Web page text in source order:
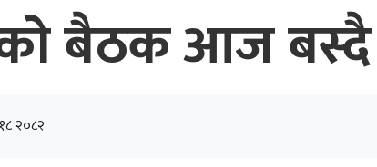
बैठक आज बस्दै
२०८२